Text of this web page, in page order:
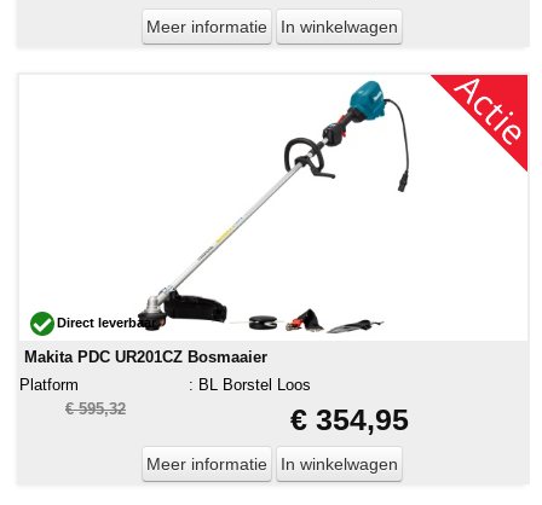
Meer informatie In winkelwagen
Direct leverbaar
Makita PDC UR201CZ Bosmaaier
Platform
: BL Borstel Loos
€ 595,32
€ 354,95
Meer informatie In winkelwagen